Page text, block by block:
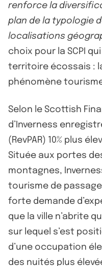
renforce la
plan de la typologie
localisations
choix pour la SCPI
territoire écossais :
phénomène
Selon le Scottish
d’Inverness
(RevPAR) 10% plus
Située aux portes
montagnes,
tourisme de
forte demande
que la ville n’abrite
sur lequel s’est
d’une occupation
des nuités plus